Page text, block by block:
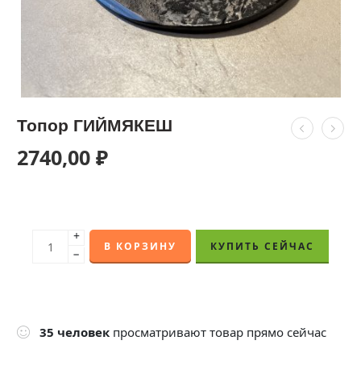
Топор ГИЙМЯКЕШ
2740,00 ₽
+
−
В КОРЗИНУ КУПИТЬ СЕЙЧАС
35 человек просматривают товар прямо сейчас